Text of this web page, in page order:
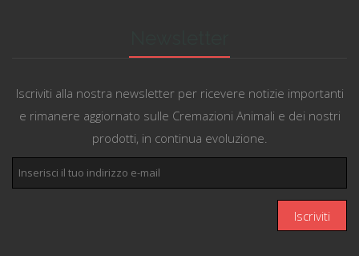
Iscriviti alla nostra newsletter per ricevere notizie importanti
e rimanere aggiornato sulle Cremazioni Animali e dei nostri
prodotti, in continua evoluzione.